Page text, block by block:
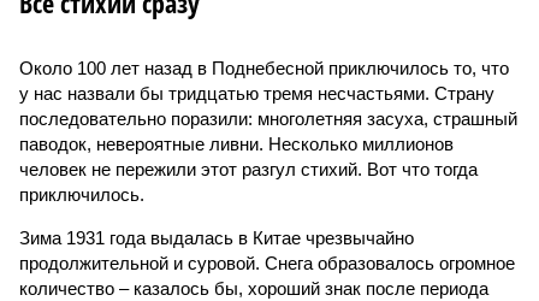
Около 100 лет назад в Поднебесной приключилось то, что
у нас назвали бы тридцатью тремя несчастьями. Страну
последовательно поразили: многолетняя засуха, страшный
паводок, невероятные ливни. Несколько миллионов
человек не пережили этот разгул стихий. Вот что тогда
приключилось.
Зима 1931 года выдалась в Китае чрезвычайно
продолжительной и суровой. Снега образовалось огромное
количество – казалось бы, хороший знак после периода